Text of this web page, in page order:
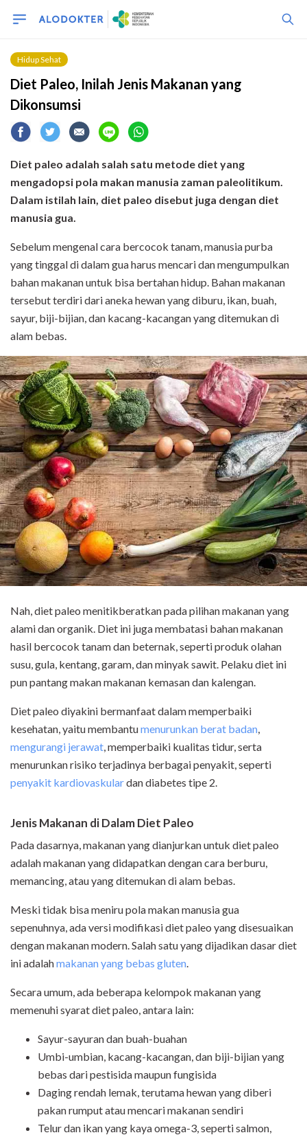
Hidup Sehat
Diet Paleo, Inilah Jenis Makanan yang
Dikonsumsi
Diet paleo adalah salah satu metode diet yang
mengadopsi pola makan manusia zaman paleolitikum.
Dalam istilah lain, diet paleo disebut juga dengan diet
manusia gua.
Sebelum mengenal cara bercocok tanam, manusia purba
yang tinggal di dalam gua harus mencari dan mengumpulkan
bahan makanan untuk bisa bertahan hidup. Bahan makanan
tersebut terdiri dari aneka hewan yang diburu, ikan, buah,
sayur, biji-bijian, dan kacang-kacangan yang ditemukan di
alam bebas.
Nah, diet paleo menitikberatkan pada pilihan makanan yang
alami dan organik. Diet ini juga membatasi bahan makanan
hasil bercocok tanam dan beternak, seperti produk olahan
susu, gula, kentang, garam, dan minyak sawit. Pelaku diet ini
pun pantang makan makanan kemasan dan kalengan.
Diet paleo diyakini bermanfaat dalam memperbaiki
kesehatan, yaitu membantumenurunkan berat badan
mengurangi jerawat , memperbaiki kualitas tidur, serta
menurunkan risiko terjadinya berbagai penyakit, seperti
penyakit kardiovaskulardan diabetes tipe 2.
Jenis Makanan di Dalam Diet Paleo
Pada dasarnya, makanan yang dianjurkan untuk diet paleo
adalah makanan yang didapatkan dengan cara berburu,
memancing, atau yang ditemukan di alam bebas.
Meski tidak bisa meniru pola makan manusia gua
sepenuhnya, ada versi modifikasi diet paleo yang disesuaikan
dengan makanan modern. Salah satu yang dijadikan dasar diet
ini adalahmakanan yang bebas gluten
Secara umum, ada beberapa kelompok makanan yang
memenuhi syarat diet paleo, antara lain:
Sayur-sayuran dan buah-buahan
Umbi-umbian, kacang-kacangan, dan biji-bijian yang
bebas dari pestisida maupun fungisida
Daging rendah lemak, terutama hewan yang diberi
pakan rumput atau mencari makanan sendiri
Telur dan ikan yang kaya omega-3, seperti salmon,